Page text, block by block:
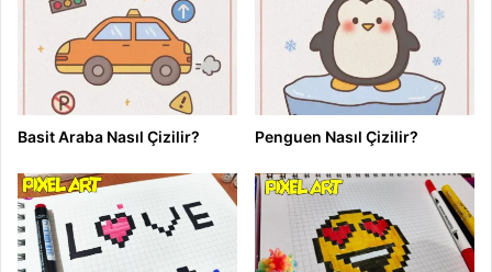
Basit Araba Nasıl Çizilir? Penguen Nasıl Çizilir?